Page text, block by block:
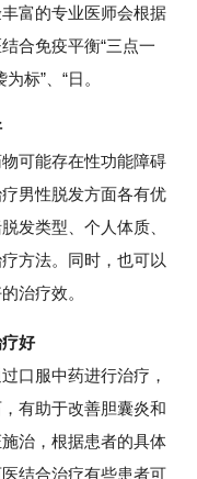
富的专业医师会根据
合免疫平衡“三点一
标”、“日。
可能存在性功能障碍
男性脱发方面各有优
发类型、个人体质、
方法。同时，也可以
治疗效。
好
服中药进行治疗，
有助于改善胆囊炎和
治，根据患者的具体
结合治疗有些患者可